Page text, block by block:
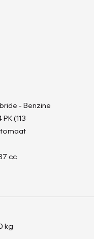
- Benzine
PK (113
cc
kg